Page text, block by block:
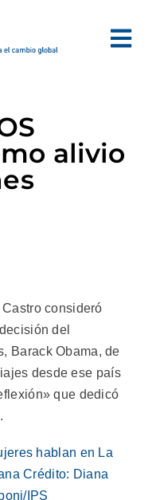
alivio
consideró
del
Barack Obama, de
desde ese país
que dedicó